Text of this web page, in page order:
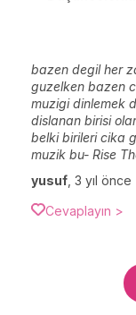
bazen degil her
guzelken bazen
muzigi dinlemek
dislanan birisi
belki birileri cika
muzik bu- Rise
yusuf 3 yıl önce
Cevaplayın >